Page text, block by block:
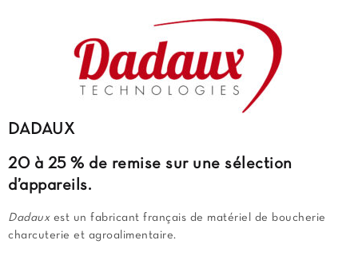
DADAUX
20 à 25 % de remise sur une sélection
d’appareils.
Dadauxest un fabricant français de matériel de boucherie
charcuterie et agroalimentaire.